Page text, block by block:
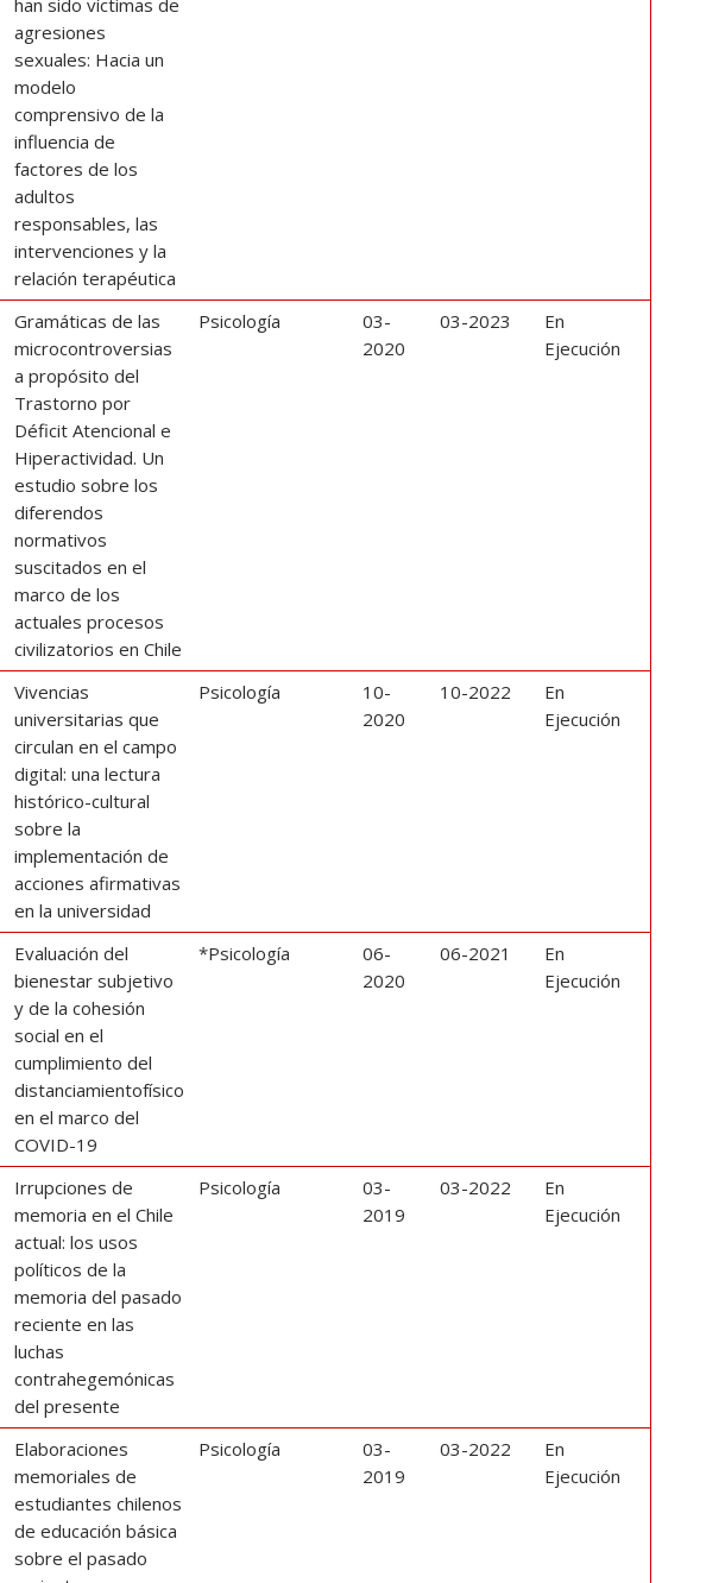
han sido víctimas de
agresiones
sexuales: Hacia un
modelo
comprensivo de la
influencia de
factores de los
adultos
responsables, las
intervenciones y la
relación terapéutica
Gramáticas de las
microcontroversias
a propósito del
Trastorno por
Déficit Atencional e
Hiperactividad. Un
estudio sobre los
diferendos
normativos
suscitados en el
marco de los
actuales procesos
civilizatorios en Chile
Psicología
03-
2020
03-2023
En
Ejecución
Vivencias
universitarias que
circulan en el campo
digital: una lectura
histórico-cultural
sobre la
implementación de
acciones afirmativas
en la universidad
Psicología
10-
2020
10-2022
En
Ejecución
Evaluación del
bienestar subjetivo
y de la cohesión
social en el
cumplimiento del
distanciamientofísico
en el marco del
COVID-19
*Psicología
06-
2020
06-2021
En
Ejecución
Irrupciones de
memoria en el Chile
actual: los usos
políticos de la
memoria del pasado
reciente en las
luchas
contrahegemónicas
del presente
Psicología
03-
2019
03-2022
En
Ejecución
Elaboraciones
memoriales de
estudiantes chilenos
de educación básica
sobre el pasado
Psicología
03-
2019
03-2022
En
Ejecución